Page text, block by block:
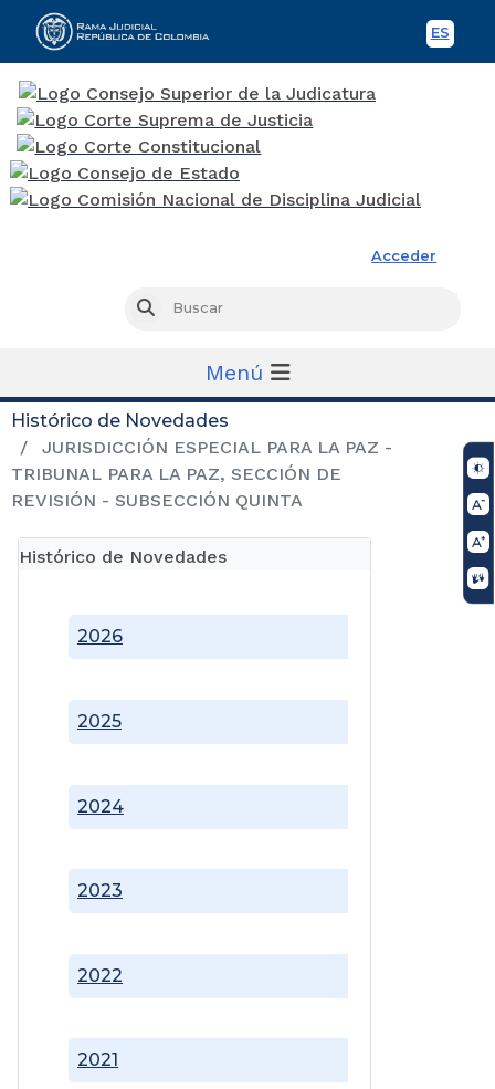
ES
Acceder
Buscar
Menú
Histórico de Novedades
JURISDICCIÓN ESPECIAL PARA LA PAZ -
TRIBUNAL PARA LA PAZ, SECCIÓN DE
REVISIÓN - SUBSECCIÓN QUINTA
Histórico de Novedades
2021
2022
2023
2024
2025
2026